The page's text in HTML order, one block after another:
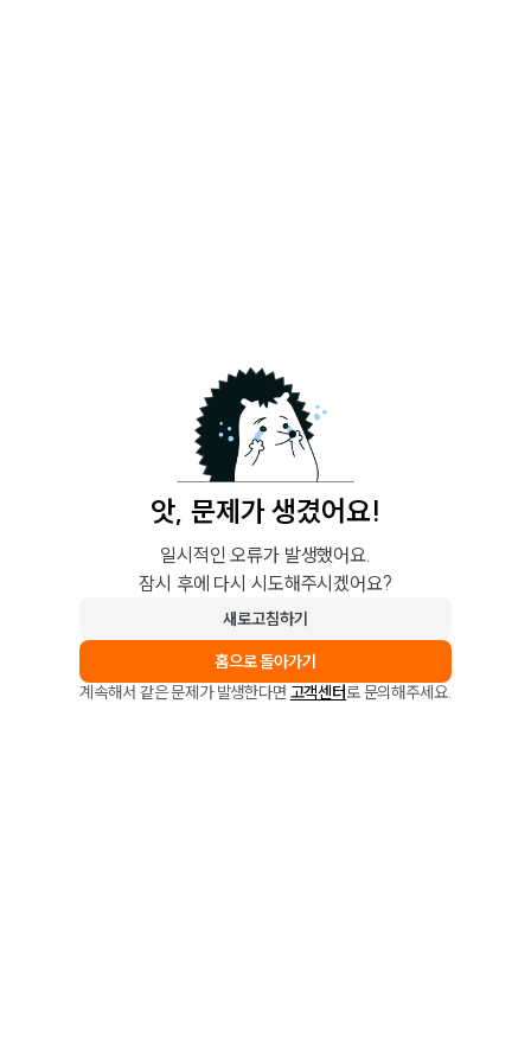
앗, 문제가 생겼어요!
일시적인 오류가 발생했어요.
잠시 후에 다시 시도해주시겠어요?
새로고침하기
홈으로 돌아가기
계속해서 같은 문제가 발생한다면 고객센터로 문의해주세요.